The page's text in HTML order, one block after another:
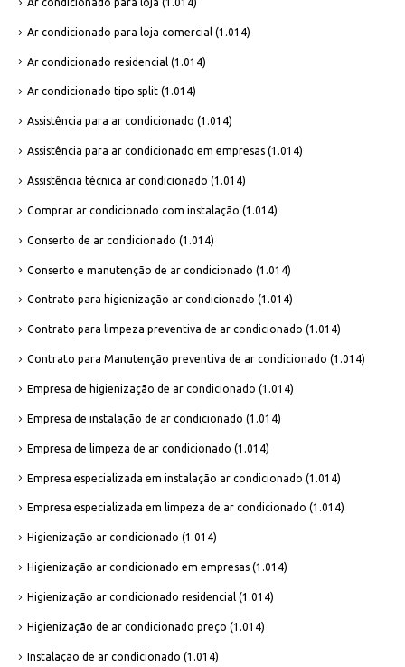
Ar condicionado para loja comercial (1.014)
Ar condicionado residencial (1.014)
Ar condicionado tipo split (1.014)
Assistência para ar condicionado (1.014)
Assistência para ar condicionado em empresas (1.014)
Assistência técnica ar condicionado (1.014)
Comprar ar condicionado com instalação (1.014)
Conserto de ar condicionado (1.014)
Conserto e manutenção de ar condicionado (1.014)
Contrato para higienização ar condicionado (1.014)
Contrato para limpeza preventiva de ar condicionado (1.014)
Contrato para Manutenção preventiva de ar condicionado (1.014)
Empresa de higienização de ar condicionado (1.014)
Empresa de instalação de ar condicionado (1.014)
Empresa de limpeza de ar condicionado (1.014)
Empresa especializada em instalação ar condicionado (1.014)
Empresa especializada em limpeza de ar condicionado (1.014)
Higienização ar condicionado (1.014)
Higienização ar condicionado em empresas (1.014)
Higienização ar condicionado residencial (1.014)
Higienização de ar condicionado preço (1.014)
Instalação de ar condicionado (1.014)